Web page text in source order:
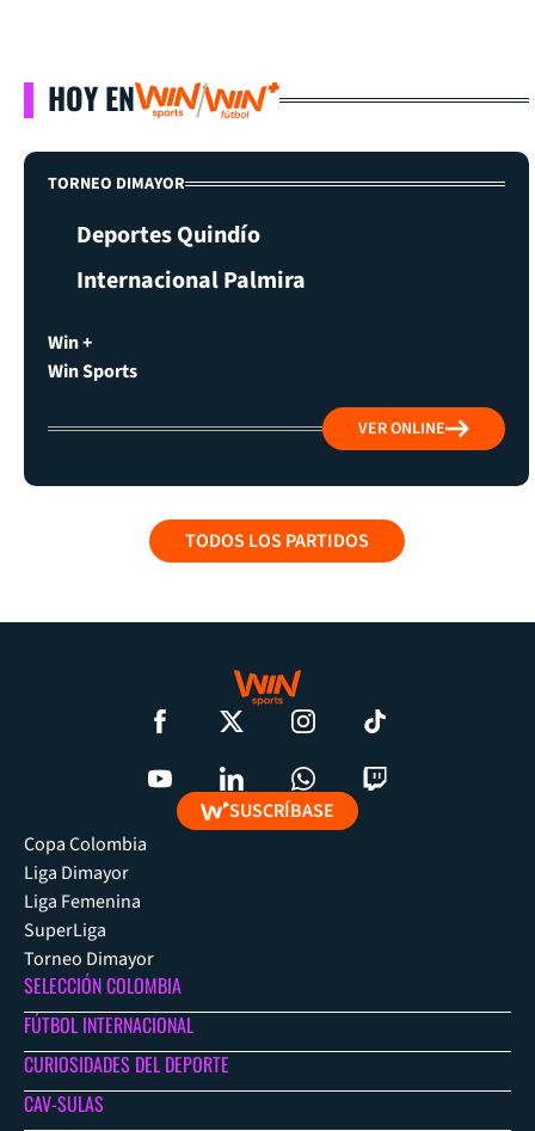
HOY EN
TORNEO DIMAYOR
Deportes Quindío
Internacional Palmira
Win +
Win Sports
VER ONLINE
TODOS LOS PARTIDOS
SUSCRÍBASE
Copa Colombia
Liga Dimayor
Liga Femenina
SuperLiga
Torneo Dimayor
SELECCIÓN COLOMBIA
FÚTBOL INTERNACIONAL
CURIOSIDADES DEL DEPORTE
CAV-SULAS